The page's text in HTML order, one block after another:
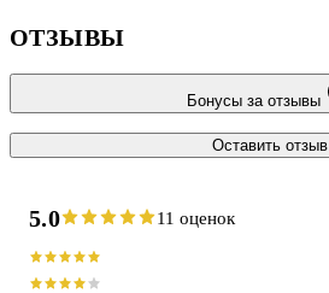
ОТЗЫВЫ
Бонусы за отзывы
Оставить отзыв
5.0 11 оценок